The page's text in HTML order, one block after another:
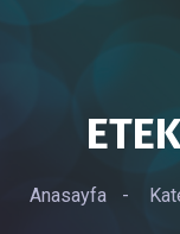
Anasayfa -